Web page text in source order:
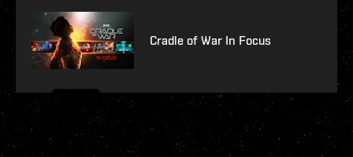
Cradle of War In Focus